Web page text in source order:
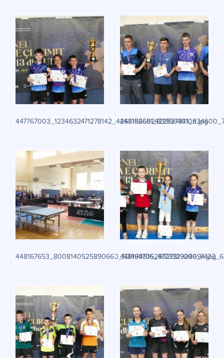
447767003_1234632471278142_4268182602422537341_n.jpg
448167653_8008140525890660_5346470529327319206_n.jpg